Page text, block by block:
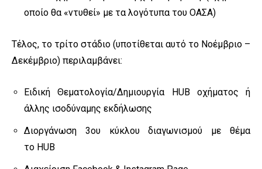
οποίο θα «ντυθεί» με τα λογότυπα του ΟΑΣΑ)
Τέλος, το τρίτο στάδιο (υποτίθεται αυτό το Νοέμβριο –
Δεκέμβριο) περιλαμβάνει:
Ειδική Θεματολογία/Δημιουργία HUB οχήματος ή
άλλης ισοδύναμης εκδήλωσης
Διοργάνωση 3ου κύκλου διαγωνισμού με θέμα
το HUB